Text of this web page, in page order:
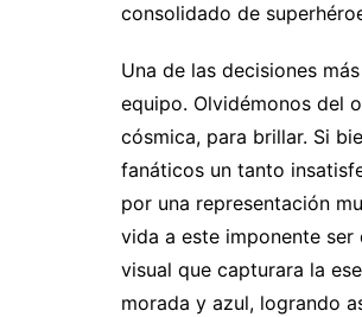
consolidado de
Una de las decisiones
equipo. Olvidémonos del
cósmica, para brillar. Si
fanáticos un tanto
por una representación
vida a este imponente ser
visual que capturara la
morada y azul, logrando